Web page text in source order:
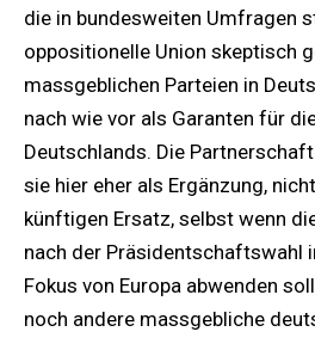
die in bundesweiten Umfragen
oppositionelle Union skeptisch
massgeblichen Parteien in
nach wie vor als Garanten für
Deutschlands. Die
sie hier eher als Ergänzung,
künftigen Ersatz, selbst wenn
nach der Präsidentschaftswahl
Fokus von Europa abwenden
noch andere massgebliche